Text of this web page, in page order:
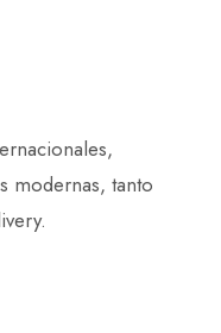
modernas, tanto